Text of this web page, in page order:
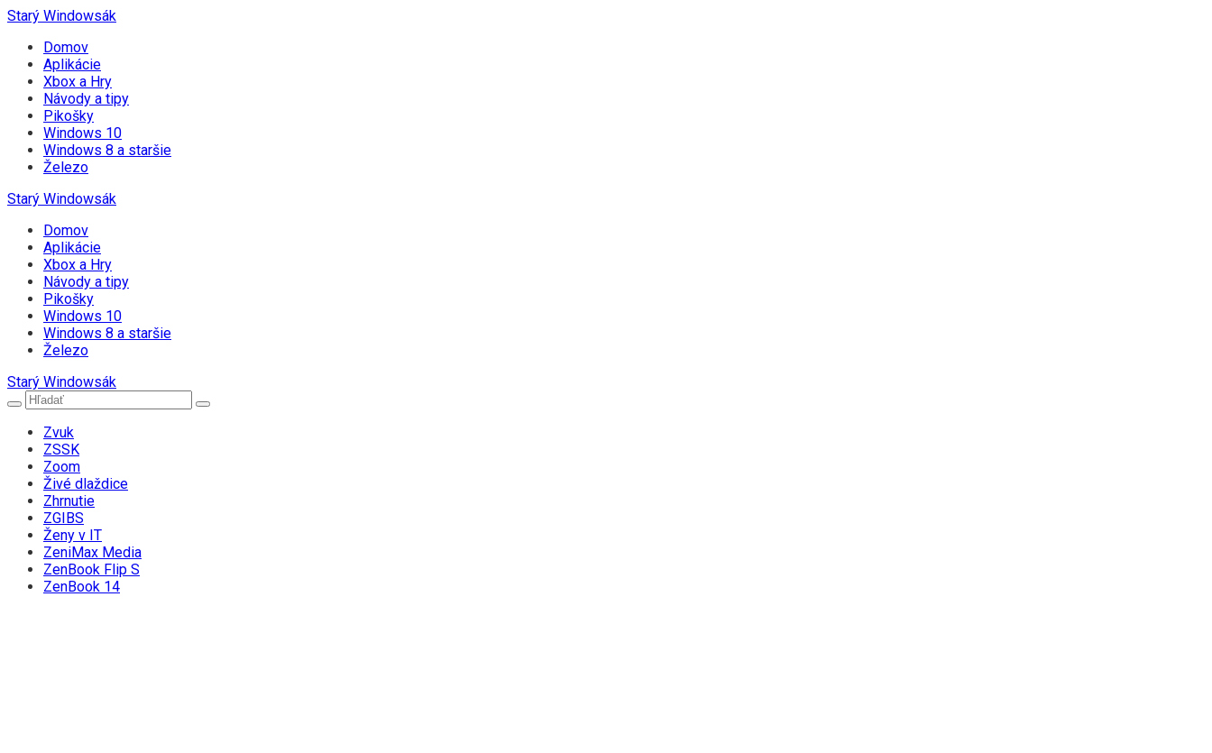
Starý Windowsák
Domov
Aplikácie
Xbox a Hry
Návody a tipy
Pikošky
Windows 10
Windows 8 a staršie
Železo
Starý Windowsák
Domov
Aplikácie
Xbox a Hry
Návody a tipy
Pikošky
Windows 10
Windows 8 a staršie
Železo
Starý Windowsák
Zvuk
ZSSK
Zoom
Živé dlaždice
Zhrnutie
ZGIBS
Ženy v IT
ZeniMax Media
ZenBook Flip S
ZenBook 14